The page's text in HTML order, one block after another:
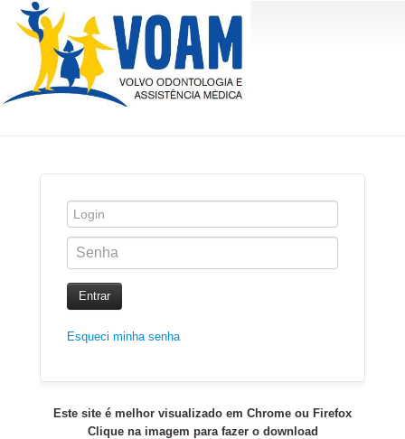
Entrar
Esqueci minha senha
Este site é melhor visualizado em Chrome ou Firefox
Clique na imagem para fazer o download